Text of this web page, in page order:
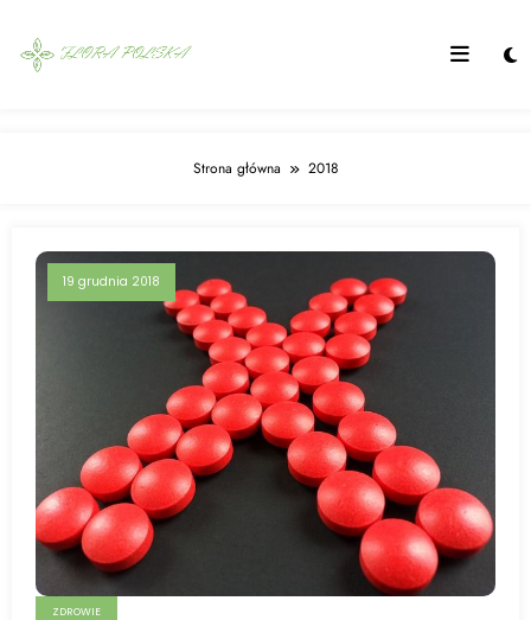
content
Strona główna 2018
19 grudnia 2018
ZDROWIE